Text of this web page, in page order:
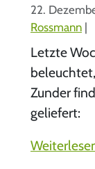
22.
Rossmann |
Letzte
Zunder
geliefert: